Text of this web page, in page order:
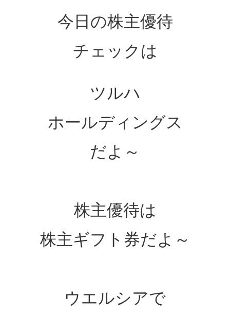
今日の株主優待
チェックは
ツルハ
ホールディングス
だよ～
株主優待は
株主ギフト券だよ～
ウエルシアで